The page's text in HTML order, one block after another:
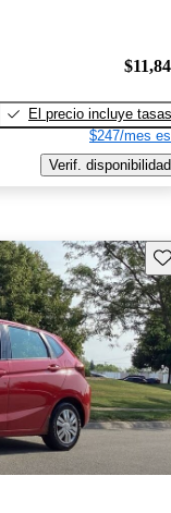
El precio incluye tasas
$247/mes
Verif. disponibilidad